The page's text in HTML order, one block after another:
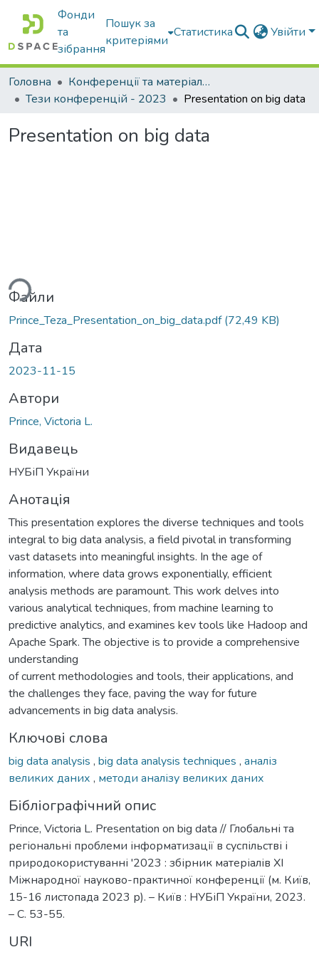
Фонди
та
зібрання
Пошук за
критеріями
Статистика Увійти
Головна
Конференції та матеріали конференцій
Тези конференцій - 2023
Presentation on big data
Presentation on big data
Файли
Prince_Teza_Presentation_on_big_data.pdf(72,49 KB)
Дата
2023-11-15
Автори
Prince, Victoria L.
Видавець
НУБіП України
Анотація
This presentation explores the diverse techniques and tools
integral to big data analysis, a field pivotal in transforming
vast datasets into meaningful insights. In the age of
information, where data grows exponentially, efficient
analysis methods are paramount. This work delves into
various analytical techniques, from machine learning to
predictive analytics, and examines kev tools like Hadoop and
Apache Spark. The objective is to provide a comprehensive
understanding
of current methodologies and tools, their applications, and
the challenges they face, paving the way for future
advancements in big data analysis.
Ключові слова
big data analysis , big data analysis techniques , аналіз
великих даних , методи аналізу великих даних
Бібліографічний опис
Prince, Victoria L. Presentation on big data // Глобальні та
регіональні проблеми інформатизації в суспільстві і
природокористуванні '2023 : збірник матеріалів XI
Міжнародної науково-практичної конференції (м. Київ,
15-16 листопада 2023 р). – Київ : НУБіП України, 2023.
– С. 53-55.
URI